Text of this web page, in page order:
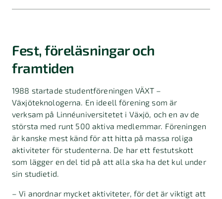
Fest, föreläsningar och
framtiden
1988 startade studentföreningen VÄXT –
Växjöteknologerna. En ideell förening som är
verksam på Linnéuniversitetet i Växjö, och en av de
största med runt 500 aktiva medlemmar. Föreningen
är kanske mest känd för att hitta på massa roliga
aktiviteter för studenterna. De har ett festutskott
som lägger en del tid på att alla ska ha det kul under
sin studietid.
– Vi anordnar mycket aktiviteter, för det är viktigt att